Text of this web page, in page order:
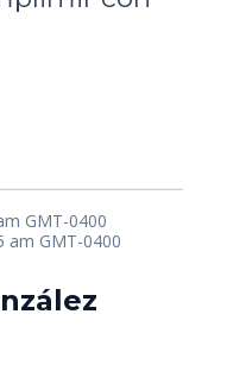
GMT-0400
am GMT-0400